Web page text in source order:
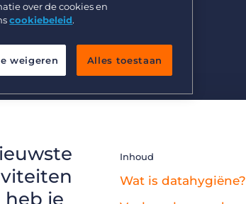
je
Inhoud
Wat is datahygiëne?
over de cookies en
cookiebeleid.
weigeren Alles toestaan